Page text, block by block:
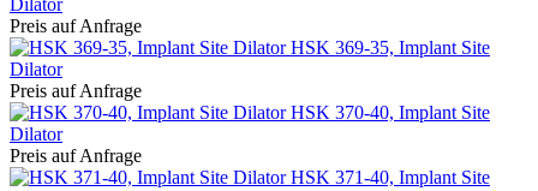
Dilator
Preis auf Anfrage
HSK 369-35, Implant Site
Dilator
Preis auf Anfrage
HSK 370-40, Implant Site
Dilator
Preis auf Anfrage
HSK 371-40, Implant Site